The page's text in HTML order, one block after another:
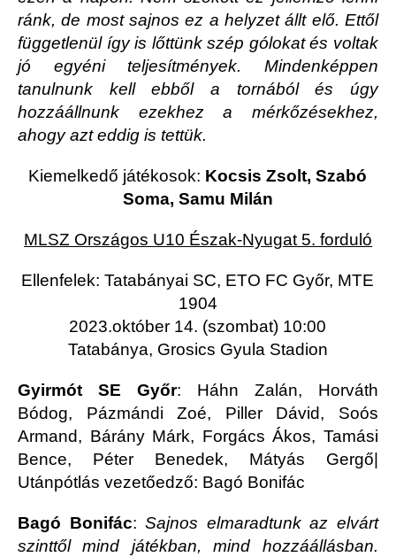
ránk, de most sajnos ez a helyzet állt elő. Ettől
függetlenül így is lőttünk szép gólokat és voltak
jó egyéni teljesítmények. Mindenképpen
tanulnunk kell ebből a tornából és úgy
hozzáállnunk ezekhez a mérkőzésekhez,
ahogy azt eddig is tettük.
Kiemelkedő játékosok: Kocsis Zsolt, Szabó
Soma, Samu Milán
MLSZ Országos U10 Észak-Nyugat 5. forduló
Ellenfelek: Tatabányai SC, ETO FC Győr, MTE
1904
2023.október 14. (szombat) 10:00
Tatabánya, Grosics Gyula Stadion
Gyirmót SE Győr: Háhn Zalán, Horváth
Bódog, Pázmándi Zoé, Piller Dávid, Soós
Armand, Bárány Márk, Forgács Ákos, Tamási
Bence, Péter Benedek, Mátyás Gergő|
Utánpótlás vezetőedző: Bagó Bonifác
Bagó Bonifác:Sajnos elmaradtunk az elvárt
szinttől mind játékban, mind hozzáállásban.